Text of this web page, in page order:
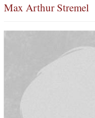
Max Arthur Stremel